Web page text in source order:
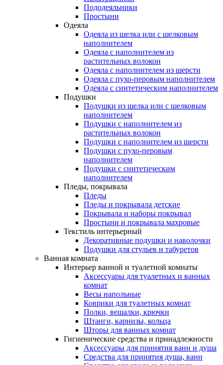
Пододеяльники
Простыни
Одеяла
Одеяла из шелка или с шелковым
наполнителем
Одеяла с наполнителем из
растительных волокон
Одеяла с наполнителем из шерсти
Одеяла с пухо-перовым наполнителем
Одеяла с синтетическим наполнителем
Подушки
Подушки из шелка или с шелковым
наполнителем
Подушки с наполнителем из
растительных волокон
Подушки с наполнителем из шерсти
Подушки с пухо-перовым
наполнителем
Подушки с синтетическим
наполнителем
Пледы, покрывала
Пледы
Пледы и покрывала детские
Покрывала и наборы покрывал
Простыни и покрывала махровые
Текстиль интерьерный
Декоративные подушки и наволочки
Подушки для стульев и табуретов
Ванная комната
Интерьер ванной и туалетной комнаты
Аксессуары для туалетных и ванных
комнат
Весы напольные
Коврики для туалетных комнат
Полки, вешалки, крючки
Штанги, карнизы, кольца
Шторы для ванных комнат
Гигиенические средства и принадлежности
Аксессуары для принятия ванн и душа
Средства для принятия душа, ванн